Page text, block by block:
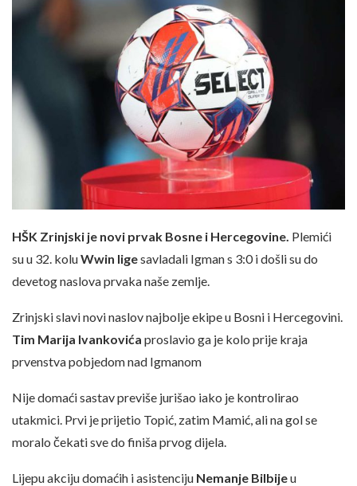
HŠK Zrinjski je novi prvak Bosne i Hercegovine. Plemići
su u 32. koluWwin ligesavladali Igman s 3:0 i došli su do
devetog naslova prvaka naše zemlje.
Zrinjski slavi novi naslov najbolje ekipe u Bosni i Hercegovini.
Tim Marija Ivankovića proslavio ga je kolo prije kraja
prvenstva pobjedom nad Igmanom
Nije domaći sastav previše jurišao iako je kontrolirao
utakmici. Prvi je prijetio Topić, zatim Mamić, ali na gol se
moralo čekati sve do finiša prvog dijela.
Lijepu akciju domaćih i asistenciju Nemanje Bilbijeu